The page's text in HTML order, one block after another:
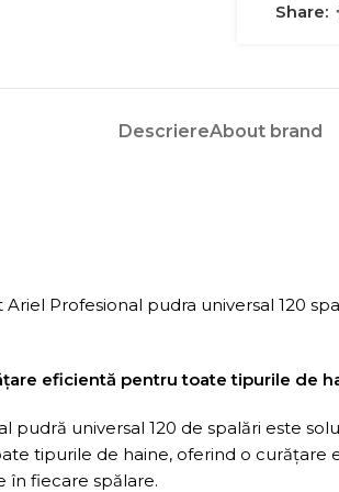
Share:
DescriereAbout brand
Profesional pudra universal 120
eficientă pentru toate tipurile de
pudră universal 120 de spalări este
tipurile de haine, oferind o curățare
în fiecare spălare.